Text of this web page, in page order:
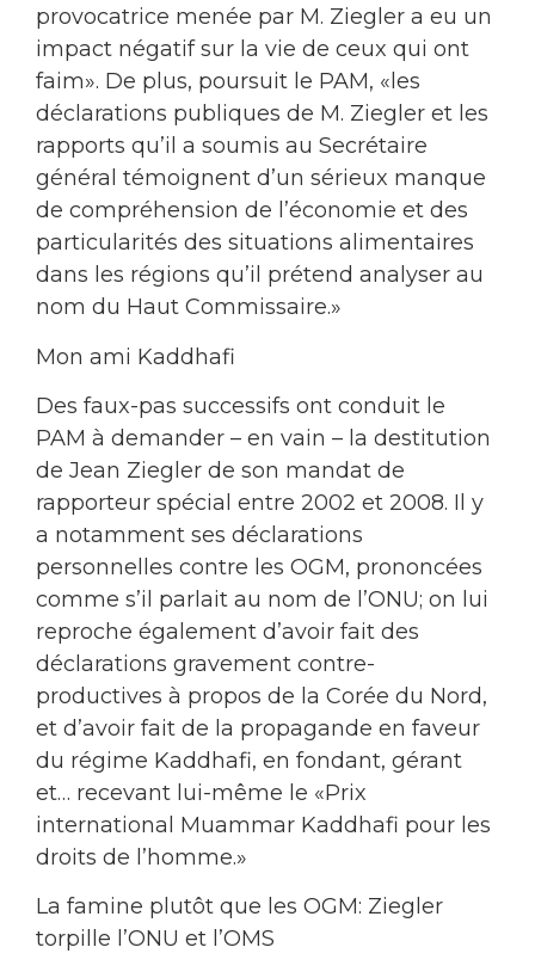
provocatrice menée par M. Ziegler a eu un
impact négatif sur la vie de ceux qui ont
faim». De plus, poursuit le PAM, «les
déclarations publiques de M. Ziegler et les
rapports qu’il a soumis au Secrétaire
général témoignent d’un sérieux manque
de compréhension de l’économie et des
particularités des situations alimentaires
dans les régions qu’il prétend analyser au
nom du Haut Commissaire.»
Mon ami Kaddhafi
Des faux-pas successifs ont conduit le
PAM à demander – en vain – la destitution
de Jean Ziegler de son mandat de
rapporteur spécial entre 2002 et 2008. Il y
a notamment ses déclarations
personnelles contre les OGM, prononcées
comme s’il parlait au nom de l’ONU; on lui
reproche également d’avoir fait des
déclarations gravement contre-
productives à propos de la Corée du Nord,
et d’avoir fait de la propagande en faveur
du régime Kaddhafi, en fondant, gérant
et… recevant lui-même le «Prix
international Muammar Kaddhafi pour les
droits de l’homme.»
La famine plutôt que les OGM: Ziegler
torpille l’ONU et l’OMS